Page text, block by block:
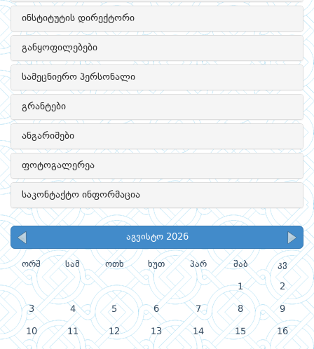
ინსტიტუტის დირექტორი
განყოფილებები
სამეცნიერო პერსონალი
გრანტები
ანგარიშები
ფოტოგალერეა
საკონტაქტო ინფორმაცია
აგვისტო 2026
ორშ სამ ოთხ ხუთ პარ შაბ კვ
1 2
3 4 5 6 7 8 9
10 11 12 13 14 15 16